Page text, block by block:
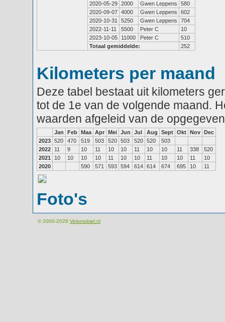
2020-05-29 2000 Gwen Leppens
580
2020-09-07 4000 Gwen Leppens
602
2020-10-31
5250 Gwen Leppens
704
2022-11-11
5500 Peter C
10
2023-10-05
11000 Peter C
510
Totaal gemiddelde:
252
Kilometers per maand
Deze tabel bestaat uit kilometers
tot de 1e van de volgende maand.
waarden afgeleid van de
Jan Feb Maa Apr Mei Jun Jul Aug Sept Okt Nov Dec
2023 520 470 519 503 520 503 520 520
503
2022
11 9 10 11 10 10 11 10 10 11 338
520
2021
10 10 10 10 11 10 10 11 10 10 11
10
2020
590 571 593 594 614 614 674 695 10 11
Foto's
© 2000-2026 Velomobiel.nl